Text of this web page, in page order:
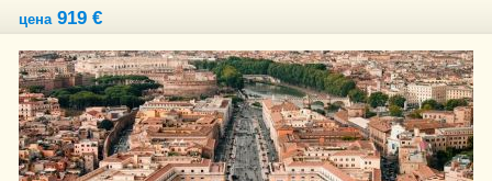
цена919 €